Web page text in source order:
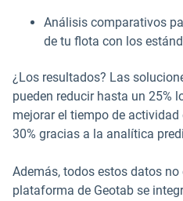
Análisis comparativos
de tu flota con los
¿Los resultados? Las
pueden reducir hasta un 25%
mejorar el tiempo de
30% gracias a la analítica
Además, todos estos datos
plataforma de Geotab se